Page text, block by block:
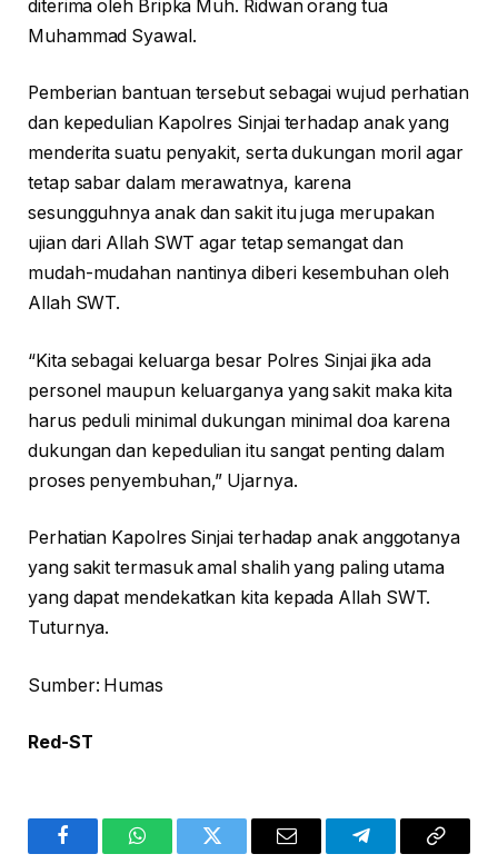
diterima oleh Bripka Muh. Ridwan orang tua
Muhammad Syawal.
Pemberian bantuan tersebut sebagai wujud perhatian
dan kepedulian Kapolres Sinjai terhadap anak yang
menderita suatu penyakit, serta dukungan moril agar
tetap sabar dalam merawatnya, karena
sesungguhnya anak dan sakit itu juga merupakan
ujian dari Allah SWT agar tetap semangat dan
mudah-mudahan nantinya diberi kesembuhan oleh
Allah SWT.
“Kita sebagai keluarga besar Polres Sinjai jika ada
personel maupun keluarganya yang sakit maka kita
harus peduli minimal dukungan minimal doa karena
dukungan dan kepedulian itu sangat penting dalam
proses penyembuhan,” Ujarnya.
Perhatian Kapolres Sinjai terhadap anak anggotanya
yang sakit termasuk amal shalih yang paling utama
yang dapat mendekatkan kita kepada Allah SWT.
Tuturnya.
Sumber: Humas
Red-ST
FacebookWhatsAppTwitter Email TelegramCopy